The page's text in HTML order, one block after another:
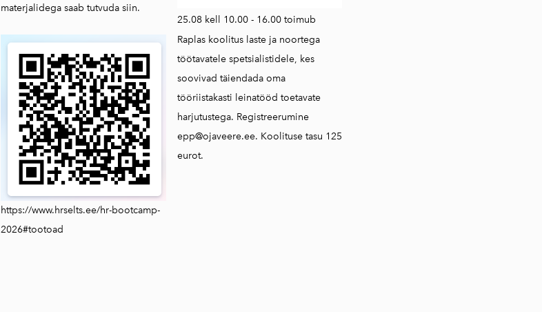
materjalidega saab tutvuda siin.
https://www.hrselts.ee/hr-bootcamp-
2026#tootoad
25.08 kell 10.00 - 16.00 toimub
Raplas koolitus laste ja noortega
töötavatele spetsialistidele, kes
soovivad täiendada oma
tööriistakasti leinatööd toetavate
harjutustega. Registreerumine
epp@ojaveere.ee. Koolituse tasu 125
eurot.